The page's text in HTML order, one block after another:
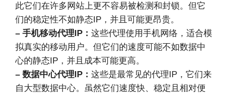
此它们在许多网站上更不容易被检测和封锁。但它
们的稳定性不如静态IP，并且可能更昂贵。
– 手机移动代理IP： 这些代理使用手机网络，适合模
拟真实的移动用户。但它们的速度可能不如数据中
心的静态IP，并且成本可能更高。
– 数据中心代理IP： 这些是最常见的代理IP，它们来
自大型数据中心。虽然它们速度快、稳定且相对便